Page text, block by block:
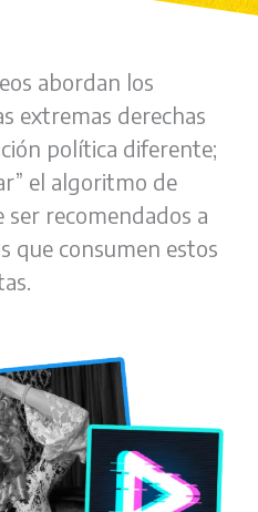
abordan los
extremas derechas
política diferente;
el algoritmo de
recomendados a
que consumen estos